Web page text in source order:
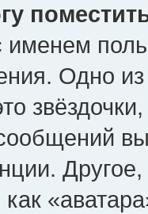
Одно
как